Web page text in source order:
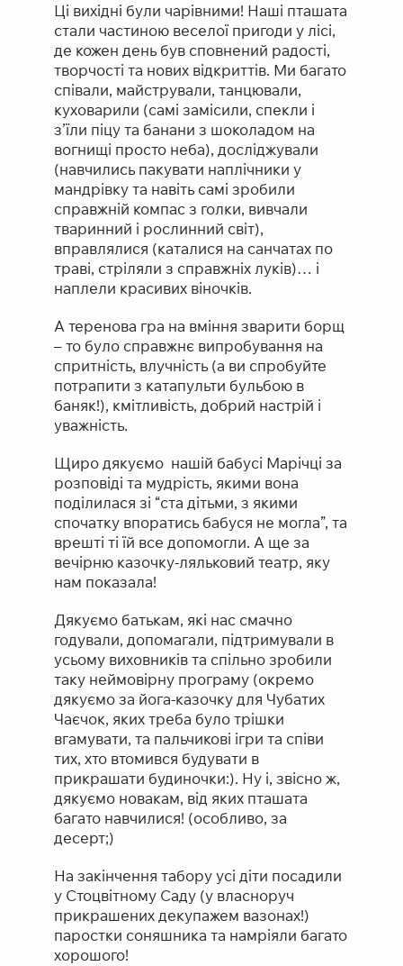
Ці вихідні були чарівними! Наші пташата
стали частиною веселої пригоди у лісі,
де кожен день був сповнений радості,
творчості та нових відкриттів. Ми багато
співали, майстрували, танцювали,
куховарили (самі замісили, спекли і
з’їли піцу та банани з шоколадом на
вогнищі просто неба), досліджували
(навчились пакувати наплічники у
мандрівку та навіть самі зробили
справжній компас з голки, вивчали
тваринний і рослинний світ),
вправлялися (каталися на санчатах по
траві, стріляли з справжніх луків)… і
наплели красивих віночків.
А теренова гра на вміння зварити борщ
– то було справжнє випробування на
спритність, влучність (а ви спробуйте
потрапити з катапульти бульбою в
баняк!), кмітливість, добрий настрій і
уважність.
Щиро дякуємо нашій бабусі Марічці за
розповіді та мудрість, якими вона
поділилася зі “ста дітьми, з якими
спочатку впоратись бабуся не могла”, та
врешті ті їй все допомогли. А ще за
вечірню казочку-ляльковий театр, яку
нам показала!
Дякуємо батькам, які нас смачно
годували, допомагали, підтримували в
усьому виховників та спільно зробили
таку неймовірну програму (окремо
дякуємо за йога-казочку для Чубатих
Чаєчок, яких треба було трішки
вгамувати, та пальчикові ігри та співи
тих, хто втомився будувати в
прикрашати будиночки:). Ну і, звісно ж,
дякуємо новакам, від яких пташата
багато навчилися! (особливо, за
десерт;)
На закінчення табору усі діти посадили
у Стоцвітному Саду (у власноруч
прикрашених декупажем вазонах!)
паростки соняшника та намріяли багато
хорошого!